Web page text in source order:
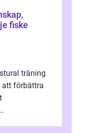
fiske
träning
att förbättra